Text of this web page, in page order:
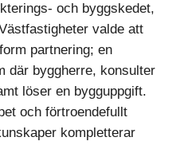
och byggskedet,
valde att
partnering; en
där byggherre, konsulter
löser en bygguppgift.
och förtroendefullt
kompletterar